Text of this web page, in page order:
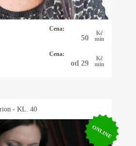
Cena:
50
Kč
min
Cena:
od 29
Kč
min
právo na lásku, štěstí a
plnohodnotný život.
- KL. 40
ONLINE